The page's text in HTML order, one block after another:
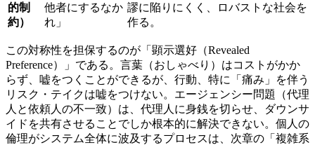
的制
約）
他者にするなか
れ」
謬に陥りにくく、ロバストな社会を
作る。
この対称性を担保するのが「顕示選好（Revealed
Preference）」である。言葉（おしゃべり）はコストがかか
らず、嘘をつくことができるが、行動、特に「痛み」を伴う
リスク・テイクは嘘をつけない。エージェンシー問題（代理
人と依頼人の不一致）は、代理人に身銭を切らせ、ダウンサ
イドを共有させることでしか根本的に解決できない。個人の
倫理がシステム全体に波及するプロセスは、次章の「複雑系